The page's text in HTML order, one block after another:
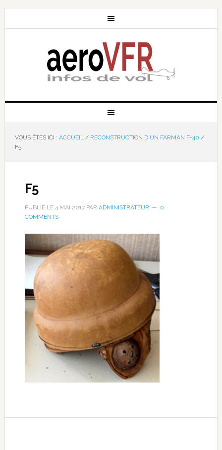
VOUS ÊTES ICI : ACCUEIL / RECONSTRUCTION D'UN FARMAN F-40 /
F5
F5
PUBLIÉ LE 4 MAI 2017PAR ADMINISTRATEUR
0
COMMENTS